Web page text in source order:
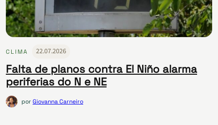
CLIMA 22.07.2026
Falta de planos contra El Niño alarma
periferias do N e NE
porGiovanna Carneiro